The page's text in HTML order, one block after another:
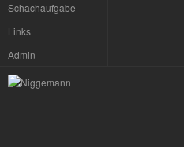
Schachaufgabe
Links
Admin